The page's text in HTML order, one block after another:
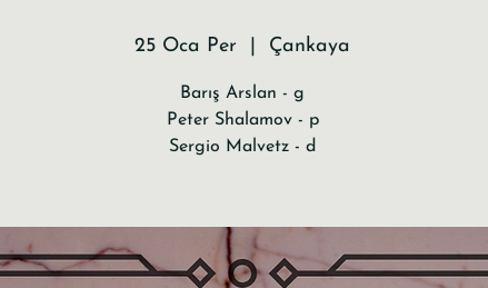
25 Oca Per Çankaya
Barış Arslan - g
Peter Shalamov - p
Sergio Malvetz - d